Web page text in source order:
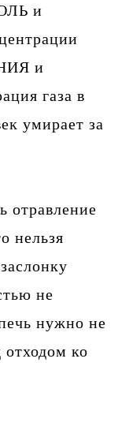
и
и
газа в
умирает за
отравление
нельзя
не
нужно не
отходом ко